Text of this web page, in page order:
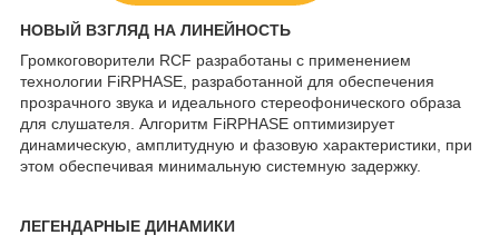
НОВЫЙ ВЗГЛЯД НА ЛИНЕЙНОСТЬ
Громкоговорители RCF разработаны с применением
технологии FiRPHASE, разработанной для обеспечения
прозрачного звука и идеального стереофонического образа
для слушателя. Алгоритм FiRPHASE оптимизирует
динамическую, амплитудную и фазовую характеристики, при
этом обеспечивая минимальную системную задержку.
ЛЕГЕНДАРНЫЕ ДИНАМИКИ